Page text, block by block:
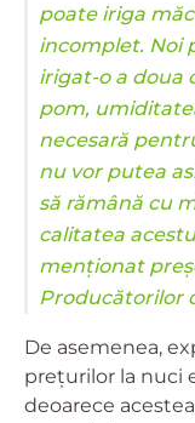
poate iriga
incomplet. Noi
irigat-o a doua
pom,
necesară
nu vor putea
să rămână cu
calitatea
menționat
Producătorilor
De asemenea,
prețurilor la nuci
deoarece